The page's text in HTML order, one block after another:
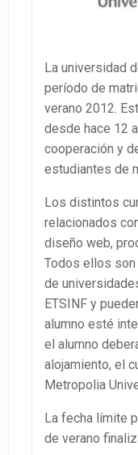
La universidad
período de
verano 2012.
desde hace 12
cooperación y
estudiantes de
Los distintos
relacionados
diseño web,
Todos ellos
de
ETSINF y
alumno esté
el alumno
alojamiento, el
Metropolia
La fecha límite
de verano